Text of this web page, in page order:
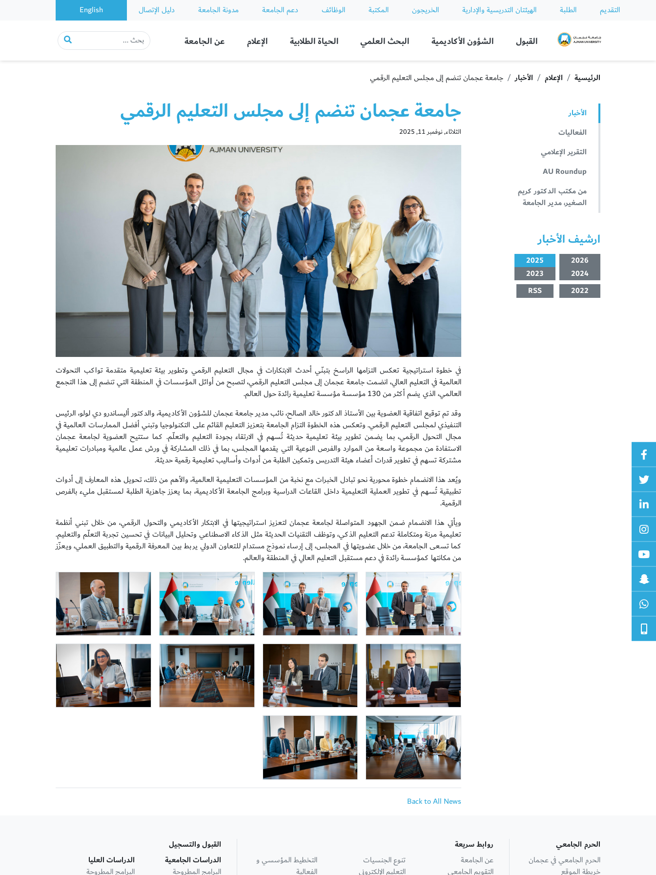
التقديم الطلبة الهيئتان التدريسية والإدارية الخريجون المكتبة الوظائف دعم الجامعة مدونة الجامعة دليل الإتصال English
Ajman University
القبول الشؤون الأكاديمية البحث العلمي الحياة الطلابية الإعلام عن الجامعة
الرئيسية الإعلام الأخبار جامعة عجمان تنضم إلى مجلس التعليم الرقمي
الأخبار
الفعاليات
التقرير الإعلامي
AU Roundup
من مكتب الدكتور كريم
الصغير، مدير الجامعة
ارشيف الأخبار
2026
2025
2024
2023
2022
RSS
جامعة عجمان تنضم إلى مجلس التعليم الرقمي
الثلاثاء, نوفمبر 11, 2025
في خطوة استراتيجية تعكس التزامها الراسخ بتبنّي أحدث الابتكارات في مجال التعليم الرقمي وتطوير بيئة تعليمية متقدمة تواكب التحولات
العالمية في التعليم العالي، انضمت جامعة عجمان إلى مجلس التعليم الرقمي، لتصبح من أوائل المؤسسات في المنطقة التي تنضم إلى هذا التجمع
العالمي، الذي يضم أكثر من 130 مؤسسة مؤسسة تعليمية رائدة حول العالم.
وقد تم توقيع اتفاقية العضوية بين الأستاذ الدكتور خالد الصالح، نائب مدير جامعة عجمان للشؤون الأكاديمية، والدكتور أليساندرو دي لولو، الرئيس
التنفيذي لمجلس التعليم الرقمي. وتعكس هذه الخطوة التزام الجامعة بتعزيز التعليم القائم على التكنولوجيا وتبني أفضل الممارسات العالمية في
مجال التحول الرقمي، بما يضمن تطوير بيئة تعليمية حديثة تُسهم في الارتقاء بجودة التعليم والتعلّم. كما ستتيح العضوية لجامعة عجمان
الاستفادة من مجموعة واسعة من الموارد والفرص النوعية التي يقدمها المجلس، بما في ذلك المشاركة في ورش عمل عالمية ومبادرات تعليمية
مشتركة تسهم في تطوير قدرات أعضاء هيئة التدريس وتمكين الطلبة من أدوات وأساليب تعليمية رقمية حديثة.
ويُعد هذا الانضمام خطوة محورية نحو تبادل الخبرات مع نخبة من المؤسسات التعليمية العالمية، والأهم من ذلك، تحويل هذه المعارف إلى أدوات
تطبيقية تُسهم في تطوير العملية التعليمية داخل القاعات الدراسية وبرامج الجامعة الأكاديمية، بما يعزز جاهزية الطلبة لمستقبل مليء بالفرص
الرقمية.
ويأتي هذا الانضمام ضمن الجهود المتواصلة لجامعة عجمان لتعزيز استراتيجيتها في الابتكار الأكاديمي والتحول الرقمي، من خلال تبني أنظمة
تعليمية مرنة ومتكاملة تدعم التعليم الذكي، وتوظف التقنيات الحديثة مثل الذكاء الاصطناعي وتحليل البيانات في تحسين تجربة التعلّم والتعليم.
كما تسعى الجامعة، من خلال عضويتها في المجلس، إلى إرساء نموذج مستدام للتعاون الدولي يربط بين المعرفة الرقمية والتطبيق العملي، ويعزّز
من مكانتها كمؤسسة رائدة في دعم مستقبل التعليم العالي في المنطقة والعالم.
Back to All News
الحرم الجامعي
الحرم الجامعي في عجمان
خريطة الموقع
روابط سريعة
عن الجامعة
التقويم الجامعي
تنوع الجنسيات
التعليم الإلكتروني
التخطيط المؤسسي و
الفعالية
القبول والتسجيل
الدراسات الجامعية
البرامج المطروحة
الدراسات العليا
البرامج المطروحة